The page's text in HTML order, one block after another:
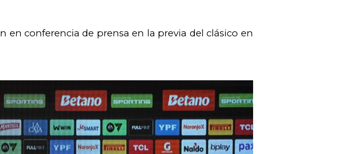
en conferencia de prensa en la previa del clásico en